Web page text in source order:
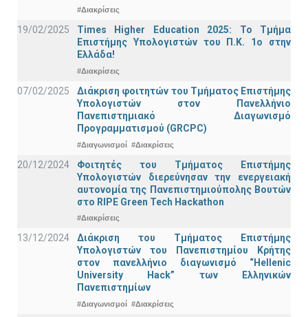
#Διακρίσεις
19/02/2025
Times Higher Education 2025: Το Τμήμα
Επιστήμης Υπολογιστών του Π.Κ. 1ο στην
Ελλάδα!
#Διακρίσεις
07/02/2025
Διάκριση φοιτητών του Τμήματος Επιστήμης
Υπολογιστών στον Πανελλήνιο
Πανεπιστημιακό Διαγωνισμό
Προγραμματισμού (GRCPC)
#Διαγωνισμοί #Διακρίσεις
20/12/2024
Φοιτητές του Τμήματος Επιστήμης
Υπολογιστών διερεύνησαν την ενεργειακή
αυτονομία της Πανεπιστημιούπολης Βουτών
στο RIPE Green Tech Hackathon
#Διακρίσεις
13/12/2024
Διάκριση του Τμήματος Επιστήμης
Υπολογιστών του Πανεπιστημίου Κρήτης
στον πανελλήνιο διαγωνισμό “Hellenic
University Hack” των Ελληνικών
Πανεπιστημίων
#Διαγωνισμοί #Διακρίσεις